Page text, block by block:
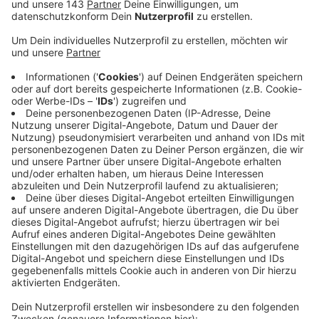
Besonderer Wert liegt auf der Renaturierung der
Schmalenbecke und der Elbsche – der Starkregen im
Juli und das Hochwasser haben gezeigt, wie dringend
diese Maßnahmen sind.
– es soll aber auch in das Gymnasium und die
Grundschule Volmarstein, Kinderspielplätze und den
Straßenbau investiert werden. Auch das Sport- und
Freizeitbad wird fit für die Zukunft gemacht. Das alles
hat Bürgermeister Frank Hasenberg bei der Einbringung
des Haushaltsplanentwurfs für 2022 angekündigt. Der
Entwurf ist ausgeglichen und sieht einen
Jahresüberschuss von 260.000 Euro vor. Und das in
einer Zeit, die immer noch von den Auswirkungen der
Corona-Pandemie geprägt ist, so Hasenberg. Der
Hebesatz für die Grundsteuer B wird nächstes Jahr